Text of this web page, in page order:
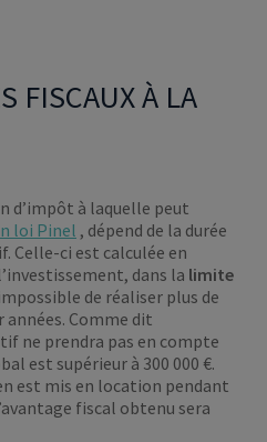
FISCAUX À LA
d’impôt à laquelle peut
loi Pinel , dépend de la durée
Celle-ci est calculée en
dans la limite
de réaliser plus de
Comme dit
ne prendra pas en compte
est supérieur à 300 000 €.
est mis en location pendant
fiscal obtenu sera